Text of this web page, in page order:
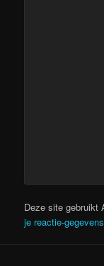
Deze site gebruikt
je reactie-